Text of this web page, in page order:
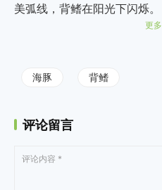
美弧线，背鳍在阳光下闪烁。
更多
海豚 背鳍
评论留言